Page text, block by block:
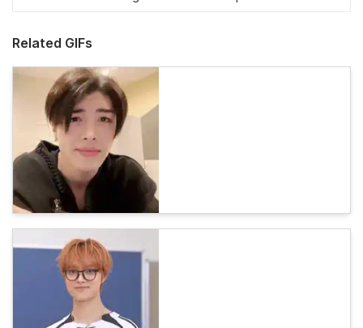
Related GIFs